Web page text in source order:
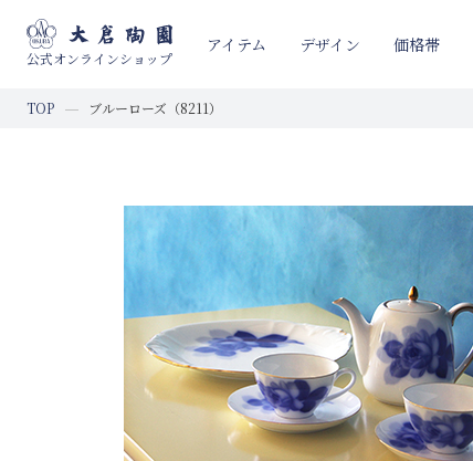
公式オンラインショップ
アイテム デザイン 価格帯
TOP ブルーローズ（8211）